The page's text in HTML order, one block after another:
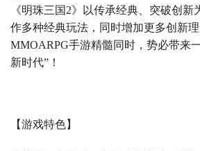
《明珠三国2》以传承经典、突破创
作多种经典玩法，同时增加更多创新
MMOARPG手游精髓同时，势必带来
新时代”！
【游戏特色】